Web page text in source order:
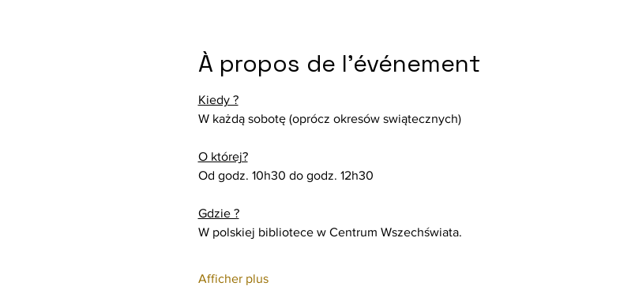
À propos de l'événement
Kiedy ?
W każdą sobotę (oprócz okresów swiątecznych)
O której?
Od godz. 10h30 do godz. 12h30
Gdzie ?
W polskiej bibliotece w Centrum Wszechświata.
Afficher plus